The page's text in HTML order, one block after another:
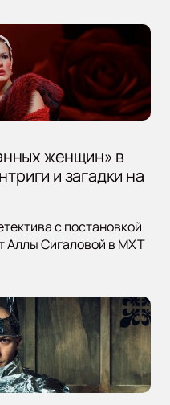
женщин» в
и загадки на
с постановкой
Аллы Сигаловой в МХТ